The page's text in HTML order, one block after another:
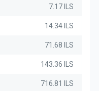
7.17 ILS
14.34 ILS
71.68 ILS
143.36 ILS
716.81 ILS